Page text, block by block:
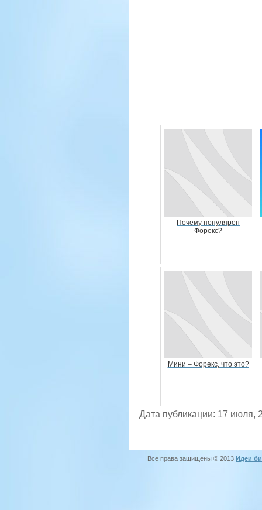
Почему популярен
Форекс?
Мини – Форекс, что это?
Дата публикации: 17 июля,
Все права защищены © 2013 Идеи